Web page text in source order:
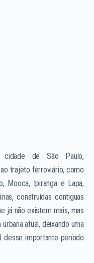
cidade de São Paulo,
trajeto ferroviário, como
Mooca, Ipiranga e Lapa,
construídas contiguas
já não existem mais, mas
atual, deixando uma
desse importante período